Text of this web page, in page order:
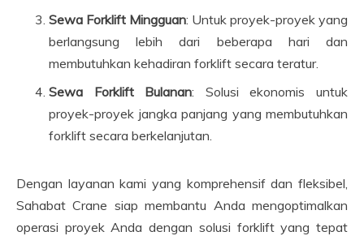
Sewa Forklift Mingguan: Untuk proyek-proyek yang
berlangsung lebih dari beberapa hari dan
membutuhkan kehadiran forklift secara teratur.
Sewa Forklift Bulanan: Solusi ekonomis untuk
proyek-proyek jangka panjang yang membutuhkan
forklift secara berkelanjutan.
Dengan layanan kami yang komprehensif dan fleksibel,
Sahabat Crane siap membantu Anda mengoptimalkan
operasi proyek Anda dengan solusi forklift yang tepat